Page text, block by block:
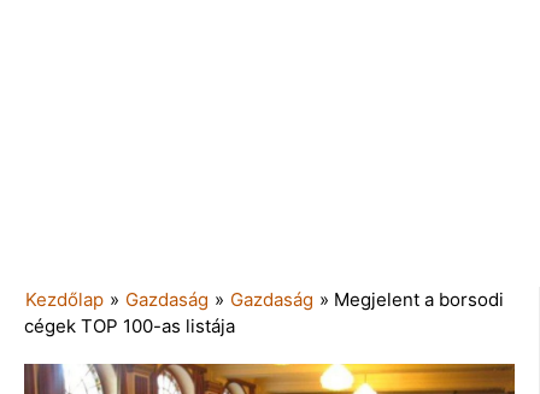
Kezdőlap » Gazdaság » Gazdaság » Megjelent a borsodi
cégek TOP 100-as listája